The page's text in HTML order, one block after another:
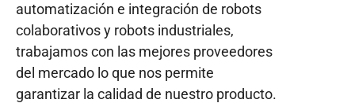
automatización e integración de robots
colaborativos y robots industriales,
trabajamos con las mejores proveedores
del mercado lo que nos permite
garantizar la calidad de nuestro producto.